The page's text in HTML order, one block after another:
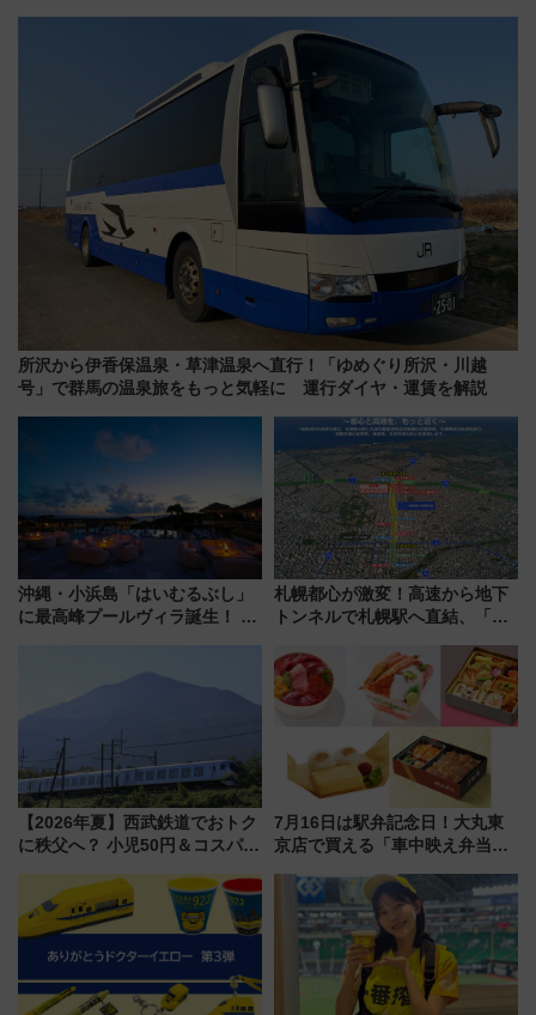
路の絶景と絶品グルメを満喫！
（7月18日スタート）
所沢から伊香保温泉・草津温泉へ直行！「ゆめぐり所沢・川越
号」で群馬の温泉旅をもっと気軽に 運行ダイヤ・運賃を解説
沖縄・小浜島「はいむるぶし」
に最高峰プールヴィラ誕生！ 石
札幌都心が激変！高速から地下
トンネルで札幌駅へ直結、「創
から本格着工、延長4.8km整備
事業の全貌
【2026年夏】西武鉄道でおトク
に秩父へ？ 小児50円＆コスパ最
族旅行！ 深夜の正丸トンネル探
検や特急ラビューも
7月16日は駅弁記念日！大丸東
京店で買える「車中映え弁当」